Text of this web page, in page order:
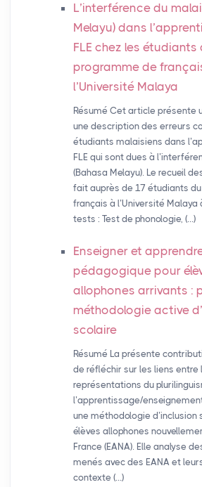
L’interférence du
Melayu) dans
FLE chez les étudiants
programme de
l’Université Malaya
Résumé Cet article présente
une description des erreurs
étudiants malaisiens dans
FLE qui sont dues à
(Bahasa Melayu). Le recueil
fait auprès de 17 étudiants
français à l’Université Malaya
tests : Test de phonologie, (…)
Enseigner et
pédagogique pour
allophones arrivants :
méthodologie active
scolaire
Résumé La présente
de réfléchir sur les liens entre
représentations du
l’apprentissage/
une méthodologie d’inclusion
élèves allophones
France (EANA). Elle analyse
menés avec des EANA et
contexte (…)